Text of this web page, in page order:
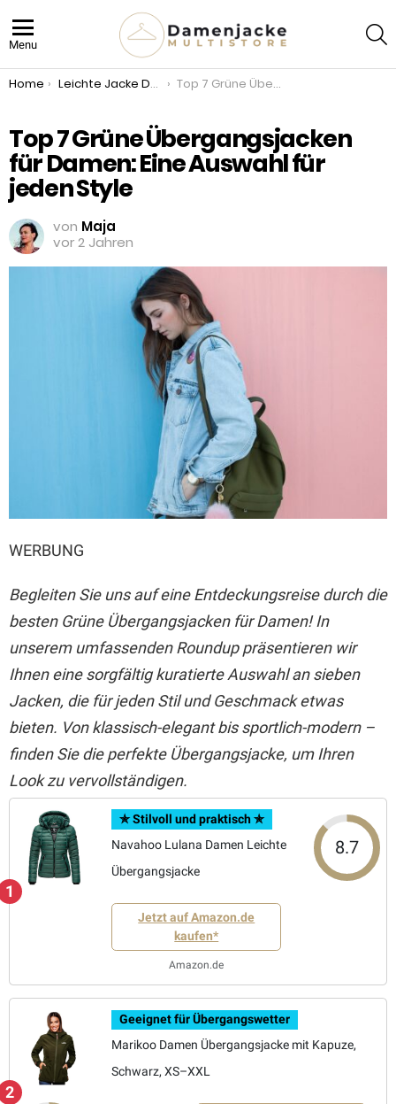
Menu
You are here:
Home Leichte Jacke Damen Top 7 Grüne Übergangsjacken für Damen: Eine Auswahl für jeden Style
Top 7 Grüne Übergangsjacken
für Damen: Eine Auswahl für
jeden Style
von Maja
vor 2 Jahren
WERBUNG
Begleiten Sie uns auf eine Entdeckungsreise durch die
besten Grüne Übergangsjacken für Damen! In
unserem umfassenden Roundup präsentieren wir
Ihnen eine sorgfältig kuratierte Auswahl an sieben
Jacken, die für jeden Stil und Geschmack etwas
bieten. Von klassisch-elegant bis sportlich-modern –
finden Sie die perfekte Übergangsjacke, um Ihren
Look zu vervollständigen.
1
✯ Stilvoll und praktisch ✯
Navahoo Lulana Damen Leichte
Übergangsjacke
8.7
Jetzt auf Amazon.de
kaufen*
Amazon.de
2
Geeignet für Übergangswetter
Marikoo Damen Übergangsjacke mit Kapuze,
Schwarz, XS–XXL